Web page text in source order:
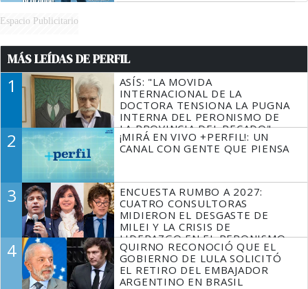
Espacio Publicitario
MÁS LEÍDAS DE PERFIL
1
ASÍS: "LA MOVIDA
INTERNACIONAL DE LA
DOCTORA TENSIONA LA PUGNA
INTERNA DEL PERONISMO DE
LA PROVINCIA DEL PECADO"
2
¡MIRÁ EN VIVO +PERFIL!: UN
CANAL CON GENTE QUE PIENSA
3
ENCUESTA RUMBO A 2027:
CUATRO CONSULTORAS
MIDIERON EL DESGASTE DE
MILEI Y LA CRISIS DE
LIDERAZGO EN EL PERONISMO
4
QUIRNO RECONOCIÓ QUE EL
GOBIERNO DE LULA SOLICITÓ
EL RETIRO DEL EMBAJADOR
ARGENTINO EN BRASIL